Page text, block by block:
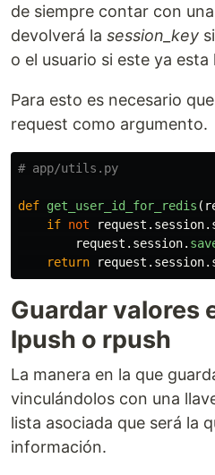
de siempre contar con
devolverá la session_key
o el usuario si este ya esta
Para esto es necesario
request como argumento.
def get_user_id_for_redis (
if not request . session.
request . session.
return
request . session.
Guardar valores
lpush o rpush
La manera en la que
vinculándolos con una
lista asociada que será la
información.